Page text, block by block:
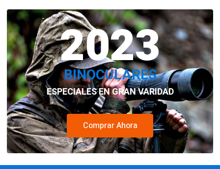
original
era:
$98.000.
actual
es:
$89.000.
original
era:
$220.000.
actual
es:
2023
BINOCULARES
ESPECIALES EN GRAN VARIDAD
Comprar Ahora